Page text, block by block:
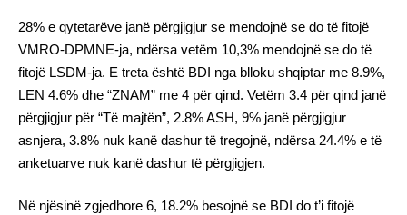
28% e qytetarëve janë përgjigjur se mendojnë se do të fitojë
VMRO-DPMNE-ja, ndërsa vetëm 10,3% mendojnë se do të
fitojë LSDM-ja. E treta është BDI nga blloku shqiptar me 8.9%,
LEN 4.6% dhe “ZNAM” me 4 për qind. Vetëm 3.4 për qind janë
përgjigjur për “Të majtën”, 2.8% ASH, 9% janë përgjigjur
asnjera, 3.8% nuk kanë dashur të tregojnë, ndërsa 24.4% e të
anketuarve nuk kanë dashur të përgjigjen.
Në njësinë zgjedhore 6, 18.2% besojnë se BDI do t’i fitojë